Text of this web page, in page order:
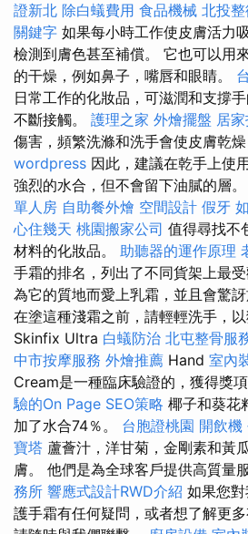
證新北 除白蟻費用 食品機械 北投
關鍵字 如果每小時工作使皮膚活力
檢測到膚色甚至補償。 它也可以用
的干燥，例如鼻子，嘴唇和眼睛。
日常工作的化妝品，可滋潤和支撐
不斷接觸。 護理之家 外燴擺盤 居
傷害，頻繁洗滌和洗手會使皮膚乾燥
wordpress 因此，建議在乾手上使
強烈的水合，但不會留下油膩的層。
單人房 自助餐外燴 空間設計 假牙
心住幾天 桃園搬家公司 值得尋找不
材料的化妝品。 助聽器的運作原理
手霜的排名，列出了不同貨架上最
為它的質地而愛上乳霜，並且會驚訝
在塗這種淺霜之前，請輕輕洗手，以
Skinfix Ultra 白蟻防治 北屯整骨服
中市按摩服務 外燴推薦 Hand 室內
Cream是一種臨床驗證的，獲得獎
驗的On Page SEO策略 椰子和葵花
加了水合74％。 台胞證桃園 開飲機
寶塔 蘆薈汁，洋甘菊，金剛素和黃
膚。 他們是為全球客戶提供高質量
務所 響應式設計RWD介紹 如果您
護手霜有任何疑問，或者想了解更